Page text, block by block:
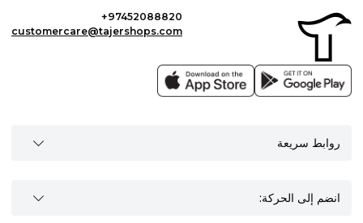
+97452088820
customercare@tajershops.com
روابط سريعة
انضم إلى الحركة: